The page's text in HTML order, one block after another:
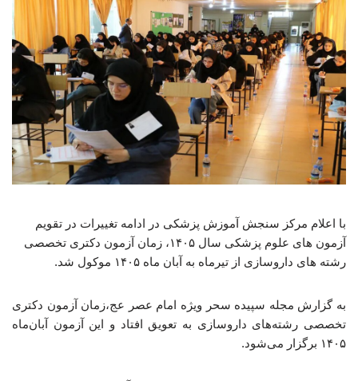
با اعلام مرکز سنجش آموزش پزشکی در ادامه تغییرات در تقویم
آزمون های علوم پزشکی سال ۱۴۰۵، زمان آزمون دکتری تخصصی
رشته های داروسازی از تیرماه به آبان ماه ۱۴۰۵ موکول شد.
به گزارش مجله سپیده سحر ویژه امام عصر عج،زمان آزمون دکتری
تخصصی رشته‌های داروسازی به تعویق افتاد و این آزمون آبان‌ماه
۱۴۰۵ برگزار می‌شود.